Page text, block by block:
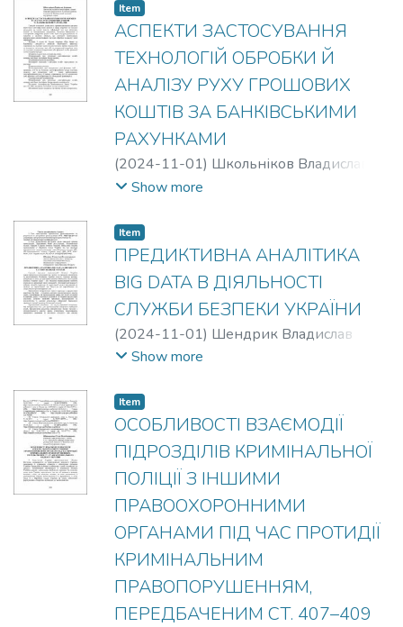
Item
АСПЕКТИ ЗАСТОСУВАННЯ
ТЕХНОЛОГІЙ ОБРОБКИ Й
АНАЛІЗУ РУХУ ГРОШОВИХ
КОШТІВ ЗА БАНКІВСЬКИМИ
РАХУНКАМИ
(2024-11-01) Школьніков Владислав
Ігорович
Show more
Item
ПРЕДИКТИВНА АНАЛІТИКА
BIG DATA В ДІЯЛЬНОСТІ
СЛУЖБИ БЕЗПЕКИ УКРАЇНИ
(2024-11-01) Шендрик Владислав
Володимирович
Show more
Item
ОСОБЛИВОСТІ ВЗАЄМОДІЇ
ПІДРОЗДІЛІВ КРИМІНАЛЬНОЇ
ПОЛІЦІЇ З ІНШИМИ
ПРАВООХОРОННИМИ
ОРГАНАМИ ПІД ЧАС ПРОТИДІЇ
КРИМІНАЛЬНИМ
ПРАВОПОРУШЕННЯМ,
ПЕРЕДБАЧЕНИМ СТ. 407–409